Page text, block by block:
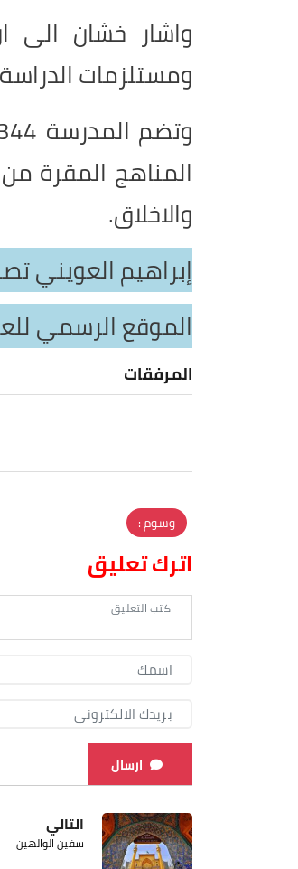
واشار خشان الى
ومستلزمات
المناهج المقرة
والاخلاق.
إبراهيم العويني
الموقع الرسمي
المرفقات
وسوم :
اترك تعليق
ارسال
التالي
سفين الوالهين